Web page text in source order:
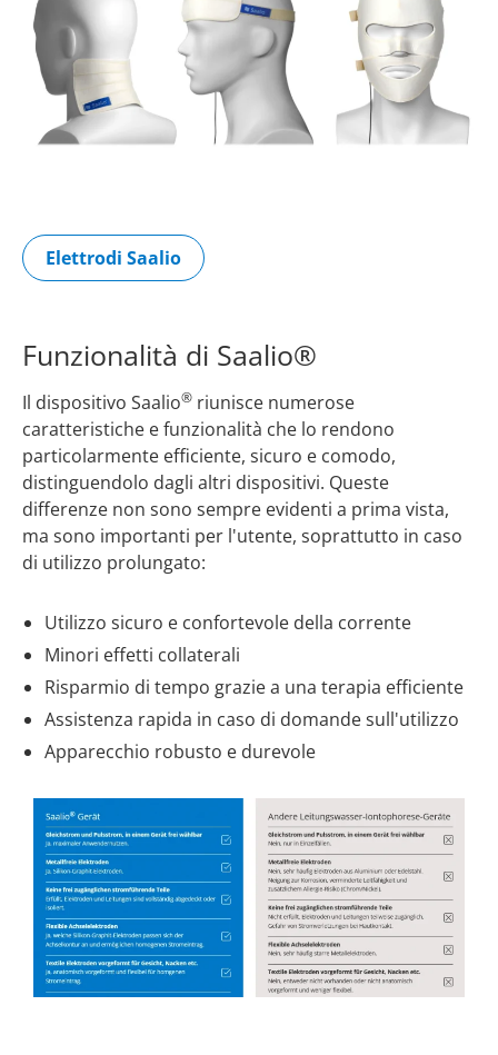
Elettrodi Saalio
Funzionalità di Saalio®
Il dispositivo Saalio® riunisce numerose
caratteristiche e funzionalità che lo rendono
particolarmente efficiente, sicuro e comodo,
distinguendolo dagli altri dispositivi. Queste
differenze non sono sempre evidenti a prima vista,
ma sono importanti per l'utente, soprattutto in caso
di utilizzo prolungato:
Utilizzo sicuro e confortevole della corrente
Minori effetti collaterali
Risparmio di tempo grazie a una terapia efficiente
Assistenza rapida in caso di domande sull'utilizzo
Apparecchio robusto e durevole